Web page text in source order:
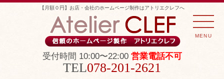
【月額０円】お店・会社のホームページ制作はアトリエクレフへ
受付時間 10:00〜22:00 営業電話不可
078-201-2621
MENU